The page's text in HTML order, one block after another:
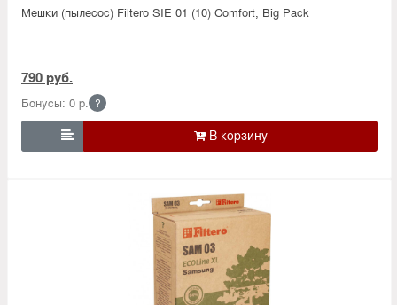
Мешки (пылесос) Filtero SIE 01 (10) Comfort, Big Pack
790 руб.
Бонусы: 0 р. ?
